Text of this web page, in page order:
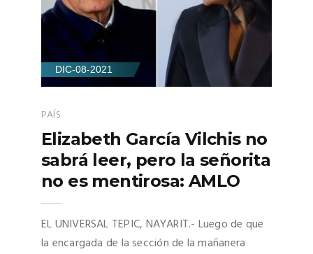
DIC-08-2021
PAÍS
Elizabeth García Vilchis no
sabrá leer, pero la señorita
no es mentirosa: AMLO
EL UNIVERSAL TEPIC, NAYARIT.- Luego de que
la encargada de la sección de la mañanera